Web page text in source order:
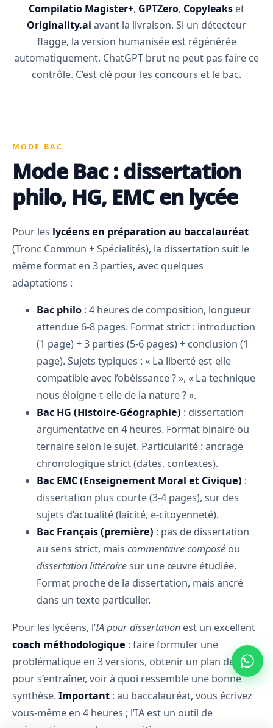
Compilatio Magister+, GPTZero, Copyleaks et
Originality.ai avant la livraison. Si un détecteur
flagge, la version humanisée est régénérée
automatiquement. ChatGPT brut ne peut pas faire ce
contrôle. C’est clé pour les concours et le bac.
MODE BAC
Mode Bac : dissertation
philo, HG, EMC en lycée
Pour les lycéens en préparation au baccalauréat
(Tronc Commun + Spécialités), la dissertation suit le
même format en 3 parties, avec quelques
adaptations :
Bac philo : 4 heures de composition, longueur
attendue 6-8 pages. Format strict : introduction
(1 page) + 3 parties (5-6 pages) + conclusion (1
page). Sujets typiques : « La liberté est-elle
compatible avec l’obéissance ? », « La technique
nous éloigne-t-elle de la nature ? ».
Bac HG (Histoire-Géographie) : dissertation
argumentative en 4 heures. Format binaire ou
ternaire selon le sujet. Particularité : ancrage
chronologique strict (dates, contextes).
Bac EMC (Enseignement Moral et Civique) :
dissertation plus courte (3-4 pages), sur des
sujets d’actualité (laicité, e-citoyenneté).
Bac Français (première) : pas de dissertation
au sens strict, mais commentaire composé ou
dissertation littérairesur une œuvre étudiée.
Format proche de la dissertation, mais ancré
dans un texte particulier.
Pour les lycéens, l’IA pour dissertation est un excellent
coach méthodologique : faire formuler une
problématique en 3 versions, obtenir un plan détaillé
pour s’entraîner, voir à quoi ressemble une bonne
synthèse. Important : au baccalauréat, vous écrivez
vous-même en 4 heures ; l’IA est un outil de